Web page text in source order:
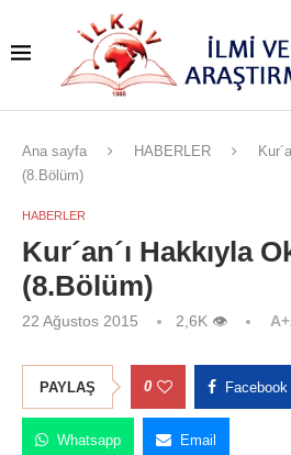
Ana sayfa HABERLER
(8.Bölüm)
HABERLER
Kur´an´ı Hakkıyla
(8.Bölüm)
22 Ağustos 2015 2,6K 👁 A+
PAYLAŞ 0 Facebook
Whatsapp Email